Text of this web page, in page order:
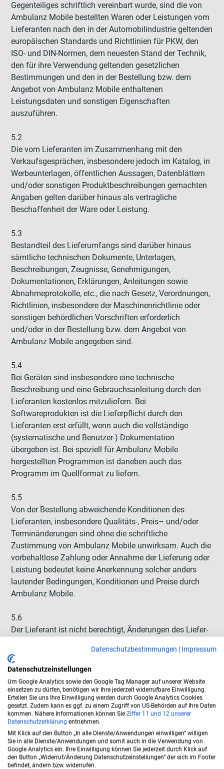
Gegenteiliges schriftlich vereinbart wurde, sind die von
Ambulanz Mobile bestellten Waren oder Leistungen vom
Lieferanten nach den in der Automobilindustrie geltenden
europäischen Standards und Richtlinien für PKW, den
ISO- und DIN-Normen, dem neuesten Stand der Technik,
den für ihre Verwendung geltenden gesetzlichen
Bestimmungen und den in der Bestellung bzw. dem
Angebot von Ambulanz Mobile enthaltenen
Leistungsdaten und sonstigen Eigenschaften
auszuführen.
5.2
Die vom Lieferanten im Zusammenhang mit den
Verkaufsgesprächen, insbesondere jedoch im Katalog, in
Werbeunterlagen, öffentlichen Aussagen, Datenblättern
und/oder sonstigen Produktbeschreibungen gemachten
Angaben gelten darüber hinaus als vertragliche
Beschaffenheit der Ware oder Leistung.
5.3
Bestandteil des Lieferumfangs sind darüber hinaus
sämtliche technischen Dokumente, Unterlagen,
Beschreibungen, Zeugnisse, Genehmigungen,
Dokumentationen, Erklärungen, Anleitungen sowie
Abnahmeprotokolle, etc., die nach Gesetz, Verordnungen,
Richtlinien, insbesondere der Maschinenrichtlinie oder
sonstigen behördlichen Vorschriften erforderlich
und/oder in der Bestellung bzw. dem Angebot von
Ambulanz Mobile angegeben sind.
5.4
Bei Geräten sind insbesondere eine technische
Beschreibung und eine Gebrauchsanleitung durch den
Lieferanten kostenlos mitzuliefern. Bei
Softwareprodukten ist die Lieferpflicht durch den
Lieferanten erst erfüllt, wenn auch die vollständige
(systematische und Benutzer-) Dokumentation
übergeben ist. Bei speziell für Ambulanz Mobile
hergestellten Programmen ist daneben auch das
Programm im Quellformat zu liefern.
5.5
Von der Bestellung abweichende Konditionen des
Lieferanten, insbesondere Qualitäts-, Preis– und/oder
Terminänderungen sind ohne die schriftliche
Zustimmung von Ambulanz Mobile unwirksam. Auch die
vorbehaltlose Zahlung oder Annahme der Lieferung oder
Leistung bedeutet keine Anerkennung solcher anders
lautender Bedingungen, Konditionen und Preise durch
Ambulanz Mobile.
5.6
Der Lieferant ist nicht berechtigt, Änderungen des Liefer-
Ambulanz Mobile hat diesen ausnahmsweise im Vorfeld
ausdrücklich schriftlich zugestimmt.
5.7
Vorzeitige Lieferungen/Leistungen, Minder- oder/und
Mehrlieferungen/-leistungen oder
Teillieferungen/Teilleistungen bedürfen der vorherigen
Freigabe von Ambulanz Mobile.
5.8
Datenschutzbestimmungen | Impressum
Datenschutzeinstellungen
Um Google Analytics sowie den Google Tag Manager auf unserer Website
einsetzen zu dürfen, benötigen wir Ihre jederzeit widerrufbare Einwilligung.
Erteilen Sie uns Ihre Einwilligung werden durch Google Analytics Cookies
gesetzt. Zudem kann es ggf. zu einem Zugriff von US-Behörden auf Ihre Daten
kommen. Nähere Informationen können Sie Ziffer 11 und 12 unserer
Datenschutzerklärung entnehmen.
Mit Klick auf den Button „In alle Dienste/Anwendungen einwilligen“ willigen
Sie in alle Dienste/Anwendungen und somit auch in die Verwendung von
Google Analytics ein. Ihre Einwilligung können Sie jederzeit durch Klick auf
den Button „Widerruf/Änderung Datenschutzeinstellungen“ der sich im Footer
befindet, ändern bzw. widerrufen.